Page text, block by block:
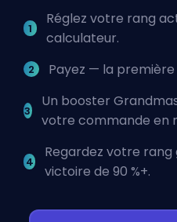
Réglez votre rang
calculateur.
Payez — la première
Un booster
votre commande en
Regardez votre
victoire de 90 %+.